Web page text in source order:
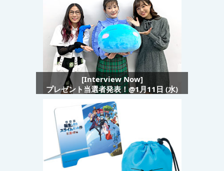
[Interview Now]
プレゼント当選者発表！@1月11日 (水)